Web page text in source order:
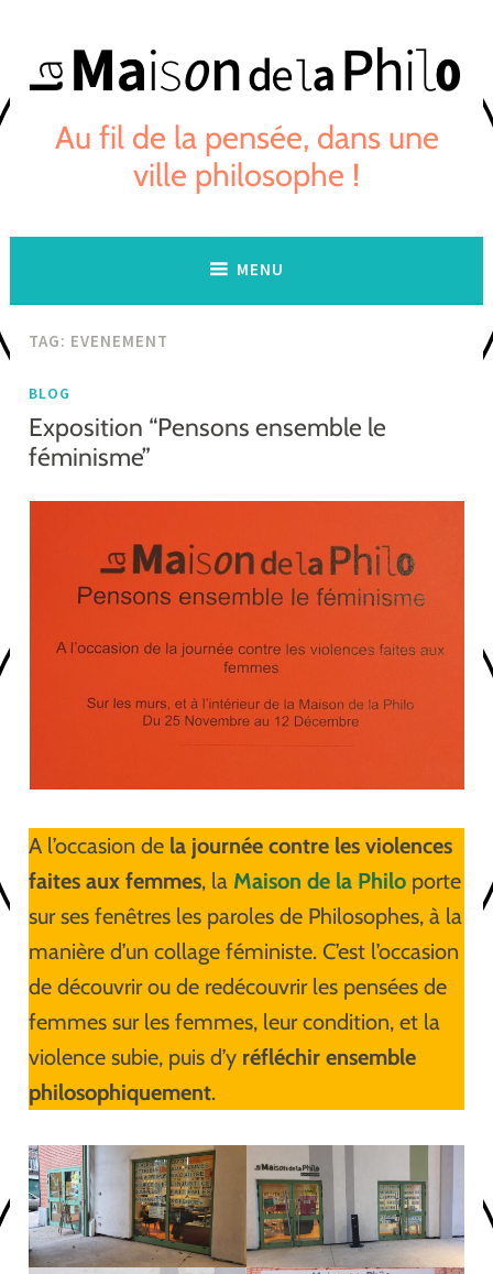
content
Au fil de la pensée, dans une
ville philosophe !
MENU
TAG: EVENEMENT
BLOG
Exposition “Pensons ensemble le
féminisme”
A l’occasion de la journée contre les violences
faites aux femmes, la Maison de la Philo porte
sur ses fenêtres les paroles de Philosophes, à la
manière d’un collage féministe. C’est l’occasion
de découvrir ou de redécouvrir les pensées de
femmes sur les femmes, leur condition, et la
violence subie, puis d’y réfléchir ensemble
philosophiquement.